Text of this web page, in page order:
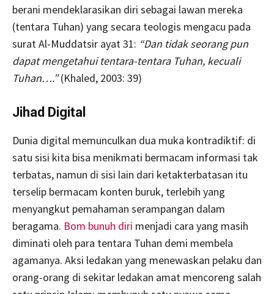
berani mendeklarasikan diri sebagai lawan mereka
(tentara Tuhan) yang secara teologis mengacu pada
surat Al-Muddatsir ayat 31: “Dan tidak seorang pun
dapat mengetahui tentara-tentara Tuhan, kecuali
Tuhan….”(Khaled, 2003: 39)
Jihad Digital
Dunia digital memunculkan dua muka kontradiktif: di
satu sisi kita bisa menikmati bermacam informasi tak
terbatas, namun di sisi lain dari ketakterbatasan itu
terselip bermacam konten buruk, terlebih yang
menyangkut pemahaman serampangan dalam
beragama. Bom bunuh diri menjadi cara yang masih
diminati oleh para tentara Tuhan demi membela
agamanya. Aksi ledakan yang menewaskan pelaku dan
orang-orang di sekitar ledakan amat mencoreng salah